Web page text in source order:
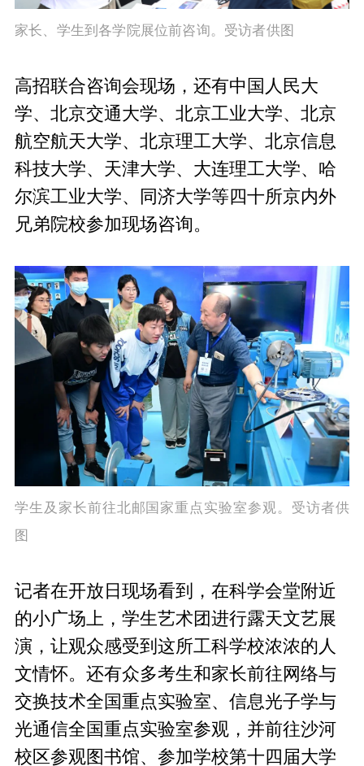
家长、学生到各学院展位前咨询。受访者供图
高招联合咨询会现场，还有中国人民大
学、北京交通大学、北京工业大学、北京
航空航天大学、北京理工大学、北京信息
科技大学、天津大学、大连理工大学、哈
尔滨工业大学、同济大学等四十所京内外
兄弟院校参加现场咨询。
学生及家长前往北邮国家重点实验室参观。受访者供
图
记者在开放日现场看到，在科学会堂附近
的小广场上，学生艺术团进行露天文艺展
演，让观众感受到这所工科学校浓浓的人
文情怀。还有众多考生和家长前往网络与
交换技术全国重点实验室、信息光子学与
光通信全国重点实验室参观，并前往沙河
校区参观图书馆、参加学校第十四届大学